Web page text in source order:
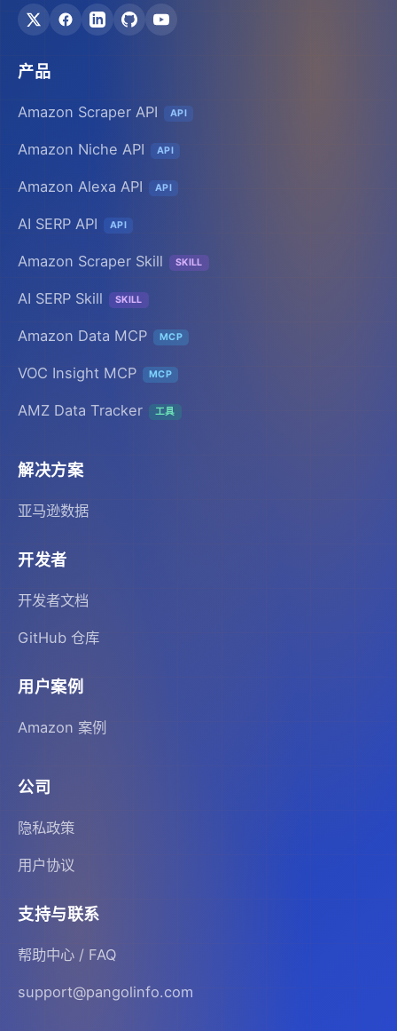
产品
Amazon Scraper API API
Amazon Niche API API
Amazon Alexa API API
AI SERP API API
Amazon Scraper Skill SKILL
AI SERP Skill SKILL
Amazon Data MCP MCP
VOC Insight MCP MCP
AMZ Data Tracker 工具
解决方案
亚马逊数据
开发者
开发者文档
GitHub 仓库
用户案例
Amazon 案例
公司
隐私政策
用户协议
支持与联系
帮助中心 / FAQ
support@pangolinfo.com